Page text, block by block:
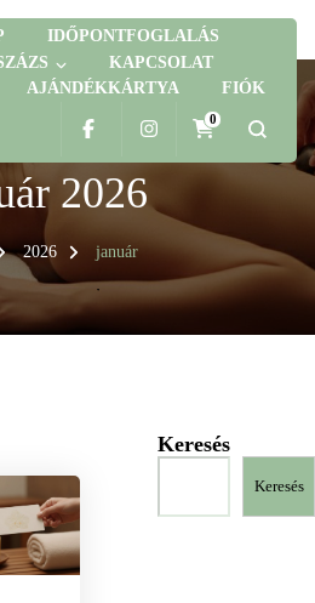
IDŐPONTFOGLALÁS
KAPCSOLAT
AJÁNDÉKKÁRTYA FIÓK
0
2026
2026 január
Keresés
Keresés